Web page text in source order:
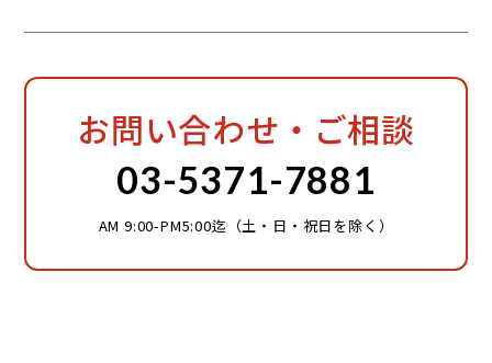
お問い合わせ・ご相談
03-5371-7881
AM 9:00-PM5:00迄（土・日・祝日を除く）